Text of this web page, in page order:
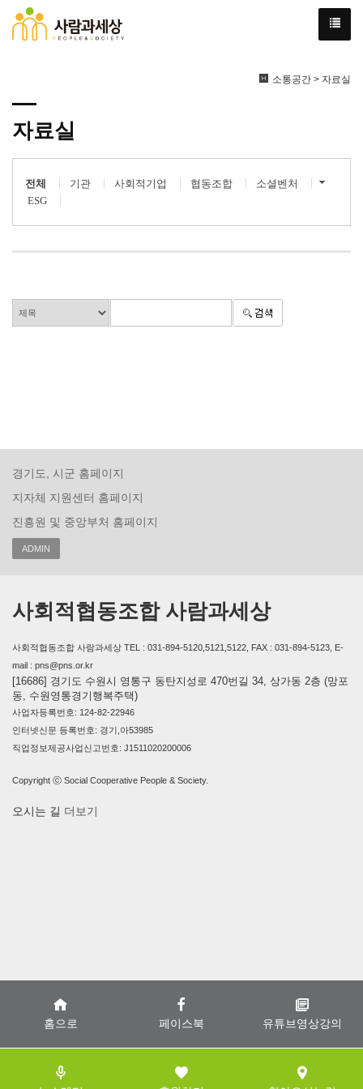
소통공간 > 자료실
자료실
전체 기관 사회적기업 협동조합
소셜벤처
ESG
홈으로 페이스북 유튜브영상강의
경기도, 시군 홈페이지
지자체 지원센터 홈페이지
진흥원 및 중앙부처 홈페이지
ADMIN
사회적협동조합 사람과세상
사회적협동조합 사람과세상 TEL : 031-894-5120,5121,5122, FAX : 031-894-5123, E-
mail : pns@pns.or.kr
[16686] 경기도 수원시 영통구 동탄지성로 470번길 34, 상가동 2층 (망포
동, 수원영통경기행복주택)
사업자등록번호: 124-82-22946
인터넷신문 등록번호: 경기,아53985
직업정보제공사업신고번호: J1511020200006
Copyright ⓒ Social Cooperative People & Society.
오시는 길 더보기